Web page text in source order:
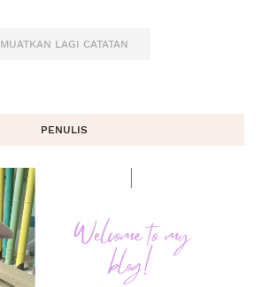
MUATKAN LAGI CATATAN
PENULIS